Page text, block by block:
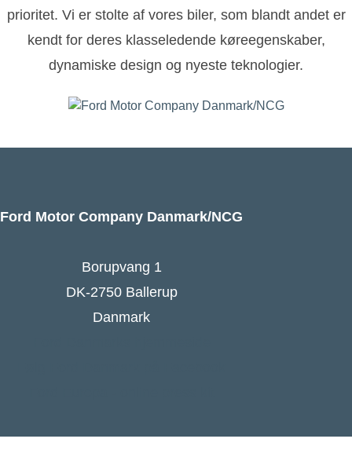
prioritet. Vi er stolte af vores biler, som blandt andet er
kendt for deres klasseledende køreegenskaber,
dynamiske design og nyeste teknologier.
Ford Motor Company Danmark/NCG
Borupvang 1
DK-2750 Ballerup
Danmark